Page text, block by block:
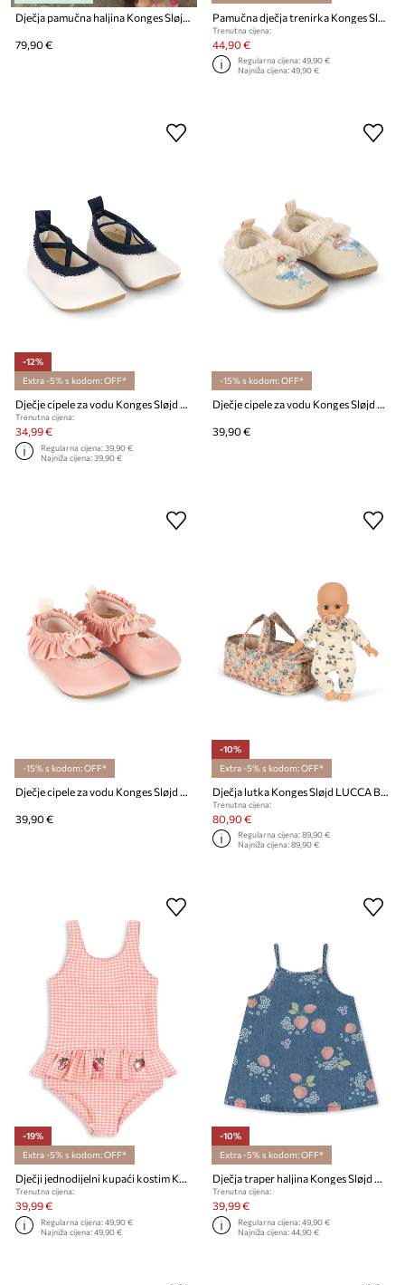
Dječja pamučna haljina Konges Sløjd ALLIE DRESS GOTS
79,90 €
Pamučna dječja trenirka Konges Sløjd LIN TEE SET GOTS
Trenutna cijena:
44,90 €
Regularna cijena:49,90 €
Najniža cijena:49,90 €
-12%
Extra -5% s kodom: OFF*
Dječje cipele za vodu Konges Sløjd VILJA SWIM SHOES
Trenutna cijena:
34,99 €
Regularna cijena:39,90 €
Najniža cijena:39,90 €
-15% s kodom: OFF*
Dječje cipele za vodu Konges Sløjd AMANDINE FRILL SWIM SHOES
39,90 €
-15% s kodom: OFF*
39,90 €
-10%
Extra -5% s kodom: OFF*
Trenutna cijena:
80,90 €
Regularna cijena:89,90 €
Najniža cijena:89,90 €
-19%
Extra -5% s kodom: OFF*
Dječji jednodijelni kupaći kostim Konges Sløjd ETTA SWIMSUIT
Trenutna cijena:
39,99 €
Regularna cijena:49,90 €
Najniža cijena:49,90 €
-10%
Extra -5% s kodom: OFF*
Dječja traper haljina Konges Sløjd MAGOT STRAP DRESS GOTS
Trenutna cijena:
39,99 €
Regularna cijena:49,90 €
Najniža cijena:44,90 €